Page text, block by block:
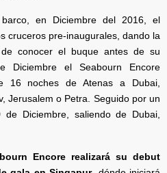
en Diciembre del 2016, el
cruceros pre-inaugurales, dando la
conocer el buque antes de su
Diciembre el Seabourn Encore
16 noches de Atenas a Dubai,
Jerusalem o Petra. Seguido por un
Diciembre, saliendo de Dubai,
Encore realizará su debut